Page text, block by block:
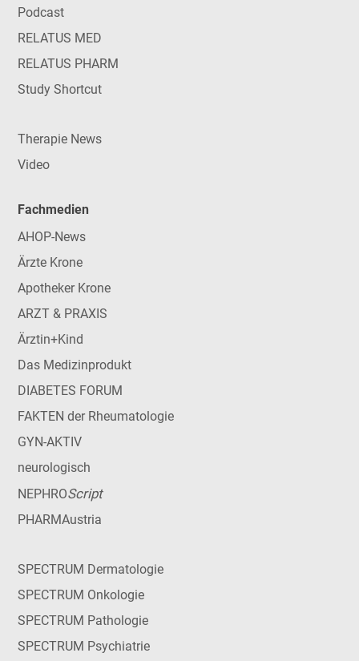
Podcast
RELATUS MED
RELATUS PHARM
Study Shortcut
Therapie News
Video
Fachmedien
AHOP-News
Ärzte Krone
Apotheker Krone
ARZT & PRAXIS
Ärztin+Kind
Das Medizinprodukt
DIABETES FORUM
FAKTEN der Rheumatologie
GYN-AKTIV
neurologisch
NEPHROScript
PHARMAustria
SPECTRUM Dermatologie
SPECTRUM Onkologie
SPECTRUM Pathologie
SPECTRUM Psychiatrie